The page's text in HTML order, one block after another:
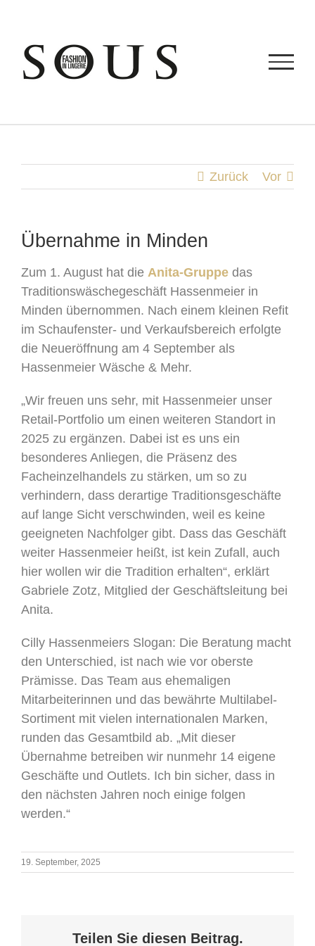
springen
Zurück Vor
Übernahme in Minden
Zum 1. August hat die Anita-Gruppedas
Traditionswäschegeschäft Hassenmeier in
Minden übernommen. Nach einem kleinen Refit
im Schaufenster- und Verkaufsbereich erfolgte
die Neueröffnung am 4 September als
Hassenmeier Wäsche & Mehr.
„Wir freuen uns sehr, mit Hassenmeier unser
Retail-Portfolio um einen weiteren Standort in
2025 zu ergänzen. Dabei ist es uns ein
besonderes Anliegen, die Präsenz des
Facheinzelhandels zu stärken, um so zu
verhindern, dass derartige Traditionsgeschäfte
auf lange Sicht verschwinden, weil es keine
geeigneten Nachfolger gibt. Dass das Geschäft
weiter Hassenmeier heißt, ist kein Zufall, auch
hier wollen wir die Tradition erhalten“, erklärt
Gabriele Zotz, Mitglied der Geschäftsleitung bei
Anita.
Cilly Hassenmeiers Slogan: Die Beratung macht
den Unterschied, ist nach wie vor oberste
Prämisse. Das Team aus ehemaligen
Mitarbeiterinnen und das bewährte Multilabel-
Sortiment mit vielen internationalen Marken,
runden das Gesamtbild ab. „Mit dieser
Übernahme betreiben wir nunmehr 14 eigene
Geschäfte und Outlets. Ich bin sicher, dass in
den nächsten Jahren noch einige folgen
werden.“
19. September, 2025
Teilen Sie diesen Beitrag.